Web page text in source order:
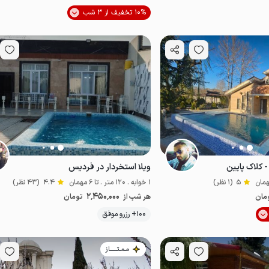
موقعیت در نقشه
موقعیت در نقشه
10% تخفیف از 3 شب
موقعیت در نقشه
کلاک پایین
5 (1 نظر)
موقعیت در نقشه
ویلا استخردار در فردیس
1 خوابه . 120 متر . تا 6 مهمان 4.4 (43 نظر)
هر شب از 2٬450٬000 تومان
100+ رزرو موفق
مـمـتــــــاز